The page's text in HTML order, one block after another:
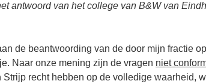
antwoord van het college van B&W van
de beantwoording van de door mijn fractie
Naar onze mening zijn de vragen niet
Strijp recht hebben op de volledige waarheid,